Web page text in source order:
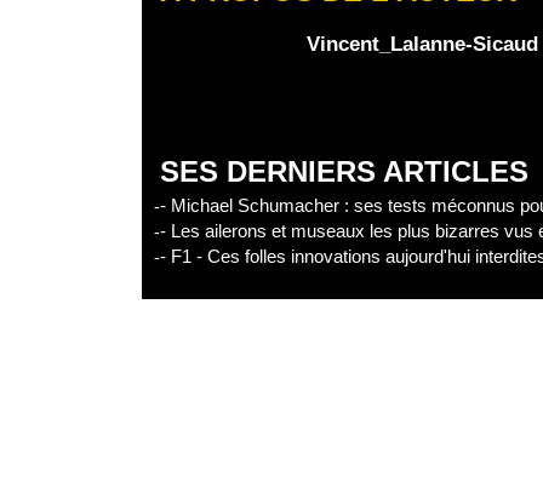
Partager l'épisode
Vincent_Lalanne-Sicaud
SES DERNIERS ARTICLES
- Michael Schumacher : ses tests méconnus
- Les ailerons et museaux les plus bizarres vus
- F1 - Ces folles innovations aujourd'hui